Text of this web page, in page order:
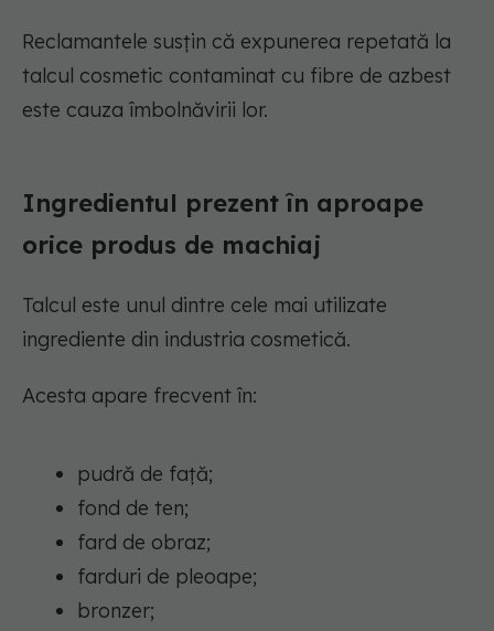
Reclamantele susțin că expunerea repetată la
talcul cosmetic contaminat cu fibre de azbest
este cauza îmbolnăvirii lor.
Ingredientul prezent în aproape
orice produs de machiaj
Talcul este unul dintre cele mai utilizate
ingrediente din industria cosmetică.
Acesta apare frecvent în:
pudră de față;
fond de ten;
fard de obraz;
farduri de pleoape;
bronzer;